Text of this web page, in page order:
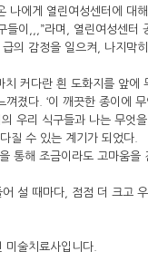
나에게 열린여성센터에 대
이,,,”라며, 열린여성센터
급의 감정을 일으켜, 나지막
치 커다란 흰 도화지를 앞에
졌다. ‘이 깨끗한 종이에 무
우리 식구들과 나는 무엇
질 수 있는 계기가 되었다.
통해 조금이라도 고마움을
설 때마다, 점점 더 크고
술치료사입니다.